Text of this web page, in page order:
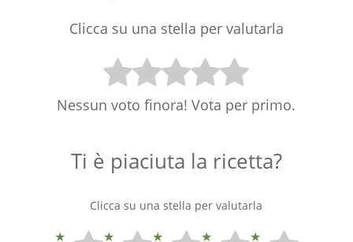
Clicca su una stella per valutarla
Nessun voto finora! Vota per primo.
Ti è piaciuta la ricetta?
Clicca su una stella per valutarla